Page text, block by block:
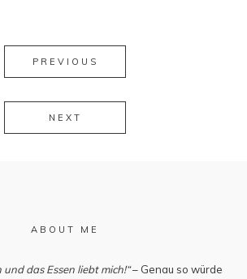
PREVIOUS
NEXT
ABOUT ME
und das Essen liebt mich!“– Genau so würde